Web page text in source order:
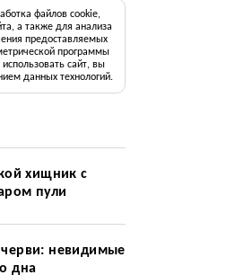
файлов cookie,
а также для анализа
предоставляемых
программы
сайт, вы
данных технологий.
хищник с
пули
невидимые
дна